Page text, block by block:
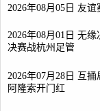
2026年08月05日 友
2026年08月01日 无
决赛战杭州足管
2026年07月28日 互
阿隆索开门红